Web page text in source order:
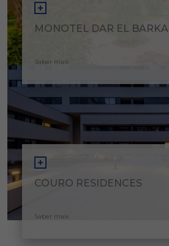
MONOTEL DAR EL BARKA
Saber mais
COURO RESIDENCES
Saber mais